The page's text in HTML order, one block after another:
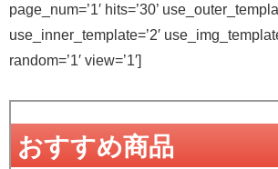
page_num=’1′ hits=’30’
use_inner_template=’2′
random=’1′ view=’1′]